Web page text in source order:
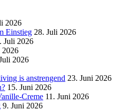
2026
Einstieg 28. Juli 2026
Juli 2026
2026
2026
is anstrengend 23. Juni 2026
15. Juni 2026
Creme 11. Juni 2026
9. Juni 2026